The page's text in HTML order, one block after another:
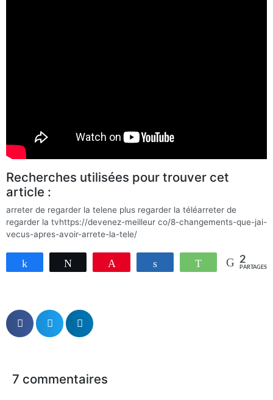
Recherches utilisées pour trouver cet
article :
arreter de regarder la telene plus regarder la téléarreter de
regarder la tvhttps://devenez-meilleur co/8-changements-que-jai-
vecus-apres-avoir-arrete-la-tele/
Partagez Tweetez Enregistrer Partagez WhatsApp
2
PARTAGES
7 commentaires